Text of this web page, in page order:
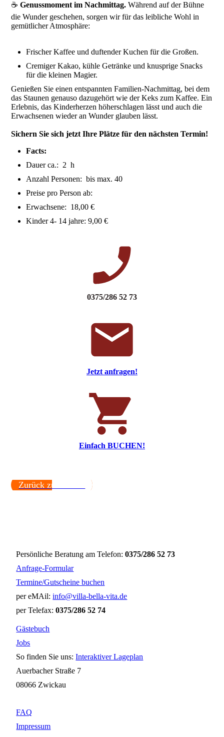
☕Genussmoment im Nachmittag. Während auf der Bühne
die Wunder geschehen, sorgen wir für das leibliche Wohl in
gemütlicher Atmosphäre:
Frischer Kaffee und duftender Kuchen für die Großen.
Cremiger Kakao, kühle Getränke und knusprige Snacks
für die kleinen Magier.
Genießen Sie einen entspannten Familien-Nachmittag, bei dem
das Staunen genauso dazugehört wie der Keks zum Kaffee. Ein
Erlebnis, das Kinderherzen höherschlagen lässt und auch die
Erwachsenen wieder an Wunder glauben lässt.
Sichern Sie sich jetzt Ihre Plätze für den nächsten Termin!
Facts:
Dauer ca.: 2 h
Anzahl Personen: bis max. 40
Preise pro Person ab:
Erwachsene: 18,00 €
Kinder 4- 14 jahre: 9,00 €
0375/286 52 73
Jetzt anfragen!
Einfach BUCHEN!
Zurück zu Events.
Persönliche Beratung am Telefon:0375/286 52 73
Anfrage-Formular
Termine/Gutscheine buchen
per eMAil:info@villa-bella-vita.de
per Telefax:0375/286 52 74
Gästebuch
Jobs
So finden Sie uns:Interaktiver Lageplan
Auerbacher Straße 7
08066 Zwickau
FAQ
Impressum